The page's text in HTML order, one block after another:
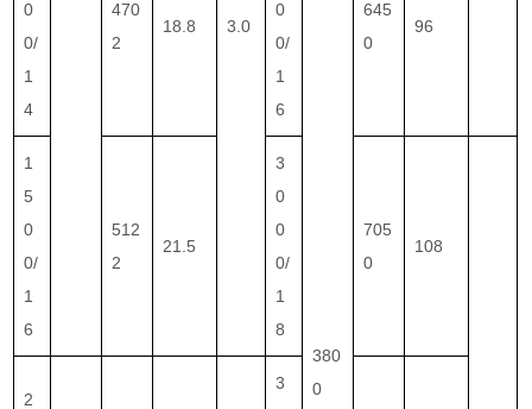
380
0
3.0
0
0/
1
4
470
2
18.8
0
0/
1
6
645
0
96
1
5
0
0/
1
6
512
2
21.5
3
0
0
0/
1
8
705
0
108
2
3